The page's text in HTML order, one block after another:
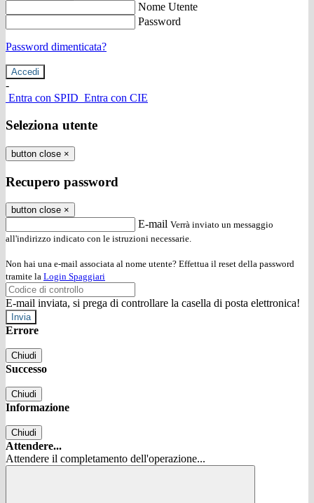
Nome Utente
Password
Password dimenticata?
-
Entra con SPID Entra con CIE
Seleziona utente
button close ×
Recupero password
button close ×
E-mail Verrà inviato un messaggio
all'indirizzo indicato con le istruzioni necessarie.
Non hai una e-mail associata al nome utente? Effettua il reset della password
tramite la Login Spaggiari
E-mail inviata, si prega di controllare la casella di posta elettronica!
Errore
Chiudi
Successo
Chiudi
Informazione
Chiudi
Attendere...
Attendere il completamento dell'operazione...